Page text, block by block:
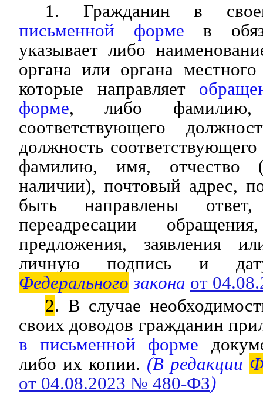
1. Гражданин в
письменной форме в
указывает либо
органа или органа
которые направляет
форме, либо фамилию,
соответствующего
должность
фамилию, имя, отчество
наличии), почтовый адрес,
быть направлены
переадресации
предложения, заявления
личную подпись и
Федерального закона от
2. В случае
своих доводов гражданин
в письменной форме
либо их копии. (В редакции
от 04.08.2023 № 480-ФЗ)